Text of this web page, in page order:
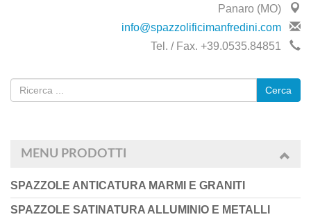
Panaro (MO)
info@spazzolificimanfredini.com
Tel. / Fax. +39.0535.84851
Cerca
MENU PRODOTTI
SPAZZOLE ANTICATURA MARMI E GRANITI
SPAZZOLE SATINATURA ALLUMINIO E METALLI